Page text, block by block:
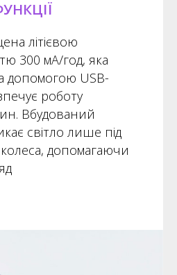
літієвою
300 мА/год, яка
допомогою USB-
роботу
Вбудований
світло лише під
допомагаючи